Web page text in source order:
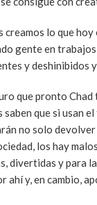
creamos lo que
gente en
y deshinibidos
que pronto
que si usan
no solo
los hay
divertidas y para
ahí y, en cambio,